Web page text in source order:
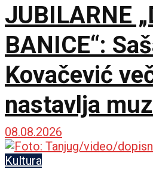
JUBILARNE
BANICE“:
Kovačević
nastavlja
maraton u
08.08.2026
Kultura